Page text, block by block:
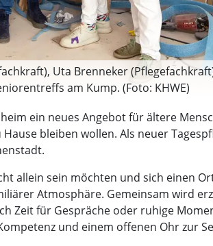
Uta Brenneker
am Kump. (Foto: KHWE)
ein neues Angebot für ältere
bleiben wollen. Als neuer
allein sein möchten und sich einen
Atmosphäre. Gemeinsam wird
Zeit für Gespräche oder ruhige
und einem offenen Ohr zur